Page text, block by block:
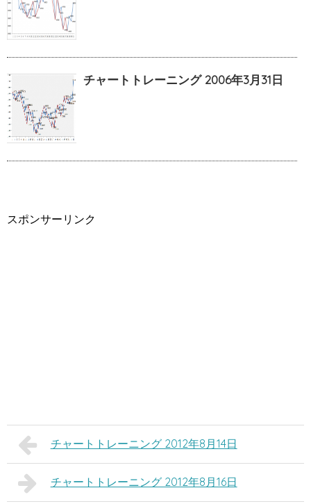
チャートトレーニング 2006年3月31日
スポンサーリンク
チャートトレーニング 2012年8月14日
チャートトレーニング 2012年8月16日